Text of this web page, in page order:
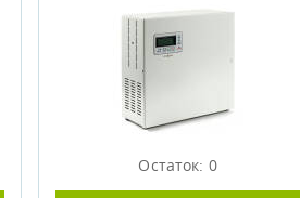
Остаток: 0